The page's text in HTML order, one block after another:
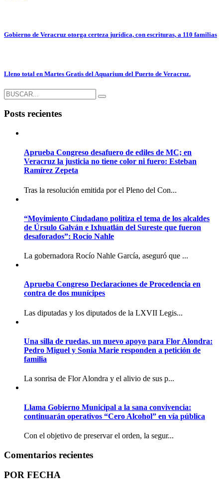
Gobierno de Veracruz otorga certeza jurídica, con escrituras, a 110 familias
Lleno total en Martes Gratis del Aquarium del Puerto de Veracruz.
Posts recientes
Aprueba Congreso desafuero de ediles de MC; en
Veracruz la justicia no tiene color ni fuero: Esteban
Ramírez Zepeta
Tras la resolución emitida por el Pleno del Con...
“Movimiento Ciudadano politiza el tema de los alcaldes
de Úrsulo Galván e Ixhuatlán del Sureste que fueron
desaforados”: Rocío Nahle
La gobernadora Rocío Nahle García, aseguró que ...
Aprueba Congreso Declaraciones de Procedencia en
contra de dos munícipes
Las diputadas y los diputados de la LXVII Legis...
Una silla de ruedas, un nuevo apoyo para Flor Alondra:
Pedro Miguel y Sonia Marie responden a petición de
familia
La sonrisa de Flor Alondra y el alivio de sus p...
Llama Gobierno Municipal a la sana convivencia:
continuarán operativos “Cero Alcohol” en vía pública
Con el objetivo de preservar el orden, la segur...
Comentarios recientes
POR FECHA